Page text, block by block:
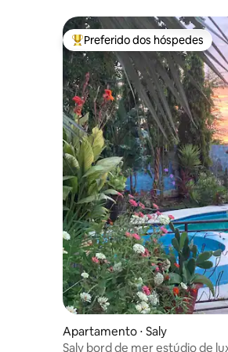
Entre os melhores preferidos
Preferido dos hóspedes
Apartamento ⋅ Saly
Saly bord de mer estúdio de